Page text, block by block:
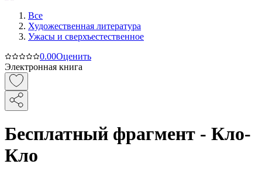
Все
Художественная литература
Ужасы и сверхъестественное
0.00Оценить
Электронная книга
Бесплатный фрагмент - Кло-
Кло